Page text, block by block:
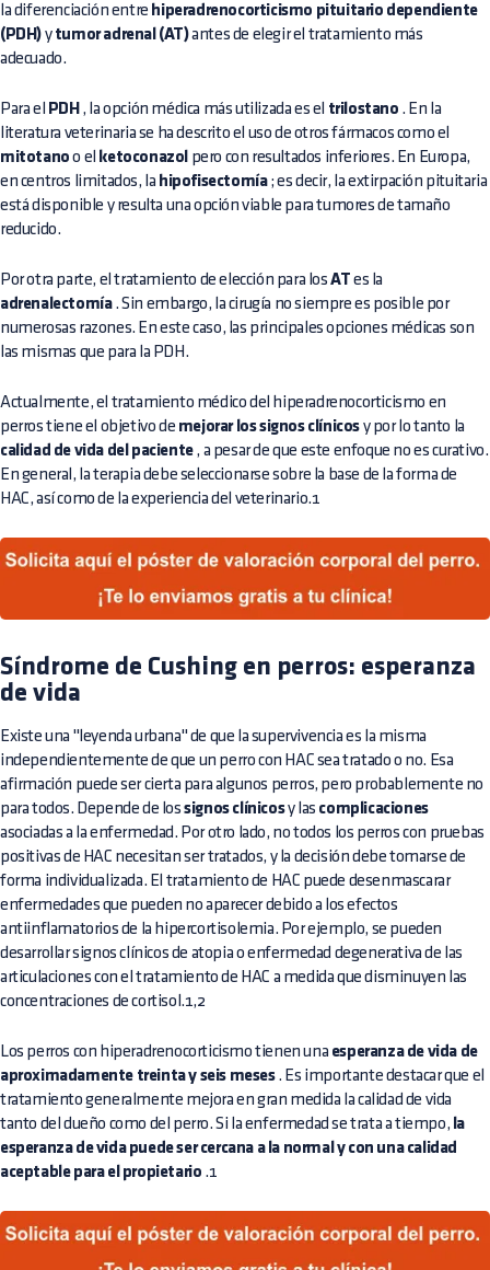
la diferenciación entre hiperadrenocorticismo pituitario dependiente
(PDH) y tumor adrenal (AT)antes de elegir el tratamiento más
adecuado.
Para el PDH , la opción médica más utilizada es el trilostano . En la
literatura veterinaria se ha descrito el uso de otros fármacos como el
mitotano o el ketoconazol pero con resultados inferiores. En Europa,
en centros limitados, la hipofisectomía; es decir, la extirpación pituitaria
está disponible y resulta una opción viable para tumores de tamaño
reducido.
Por otra parte, el tratamiento de elección para losAT es la
adrenalectomía. Sin embargo, la cirugía no siempre es posible por
numerosas razones. En este caso, las principales opciones médicas son
las mismas que para la PDH.
Actualmente, el tratamiento médico del hiperadrenocorticismo en
perros tiene el objetivo de mejorar los signos clínicos y por lo tanto la
calidad de vida del paciente, a pesar de que este enfoque no es curativo.
En general, la terapia debe seleccionarse sobre la base de la forma de
HAC, así como de la experiencia del veterinario.1
Síndrome de Cushing en perros: esperanza
de vida
Existe una "leyenda urbana" de que la supervivencia es la misma
independientemente de que un perro con HAC sea tratado o no. Esa
afirmación puede ser cierta para algunos perros, pero probablemente no
para todos. Depende de lossignos clínicosy las complicaciones
asociadas a la enfermedad. Por otro lado, no todos los perros con pruebas
positivas de HAC necesitan ser tratados, y la decisión debe tomarse de
forma individualizada. El tratamiento de HAC puede desenmascarar
enfermedades que pueden no aparecer debido a los efectos
antiinflamatorios de la hipercortisolemia. Por ejemplo, se pueden
desarrollar signos clínicos de atopia o enfermedad degenerativa de las
articulaciones con el tratamiento de HAC a medida que disminuyen las
concentraciones de cortisol.1,2
Los perros con hiperadrenocorticismo tienen una esperanza de vida de
aproximadamente treinta y seis meses. Es importante destacar que el
tratamiento generalmente mejora en gran medida la calidad de vida
tanto del dueño como del perro. Si la enfermedad se trata a tiempo, la
esperanza de vida puede ser cercana a la normal y con una calidad
aceptable para el propietario .1